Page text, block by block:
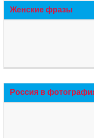
Женские фразы
Россия в